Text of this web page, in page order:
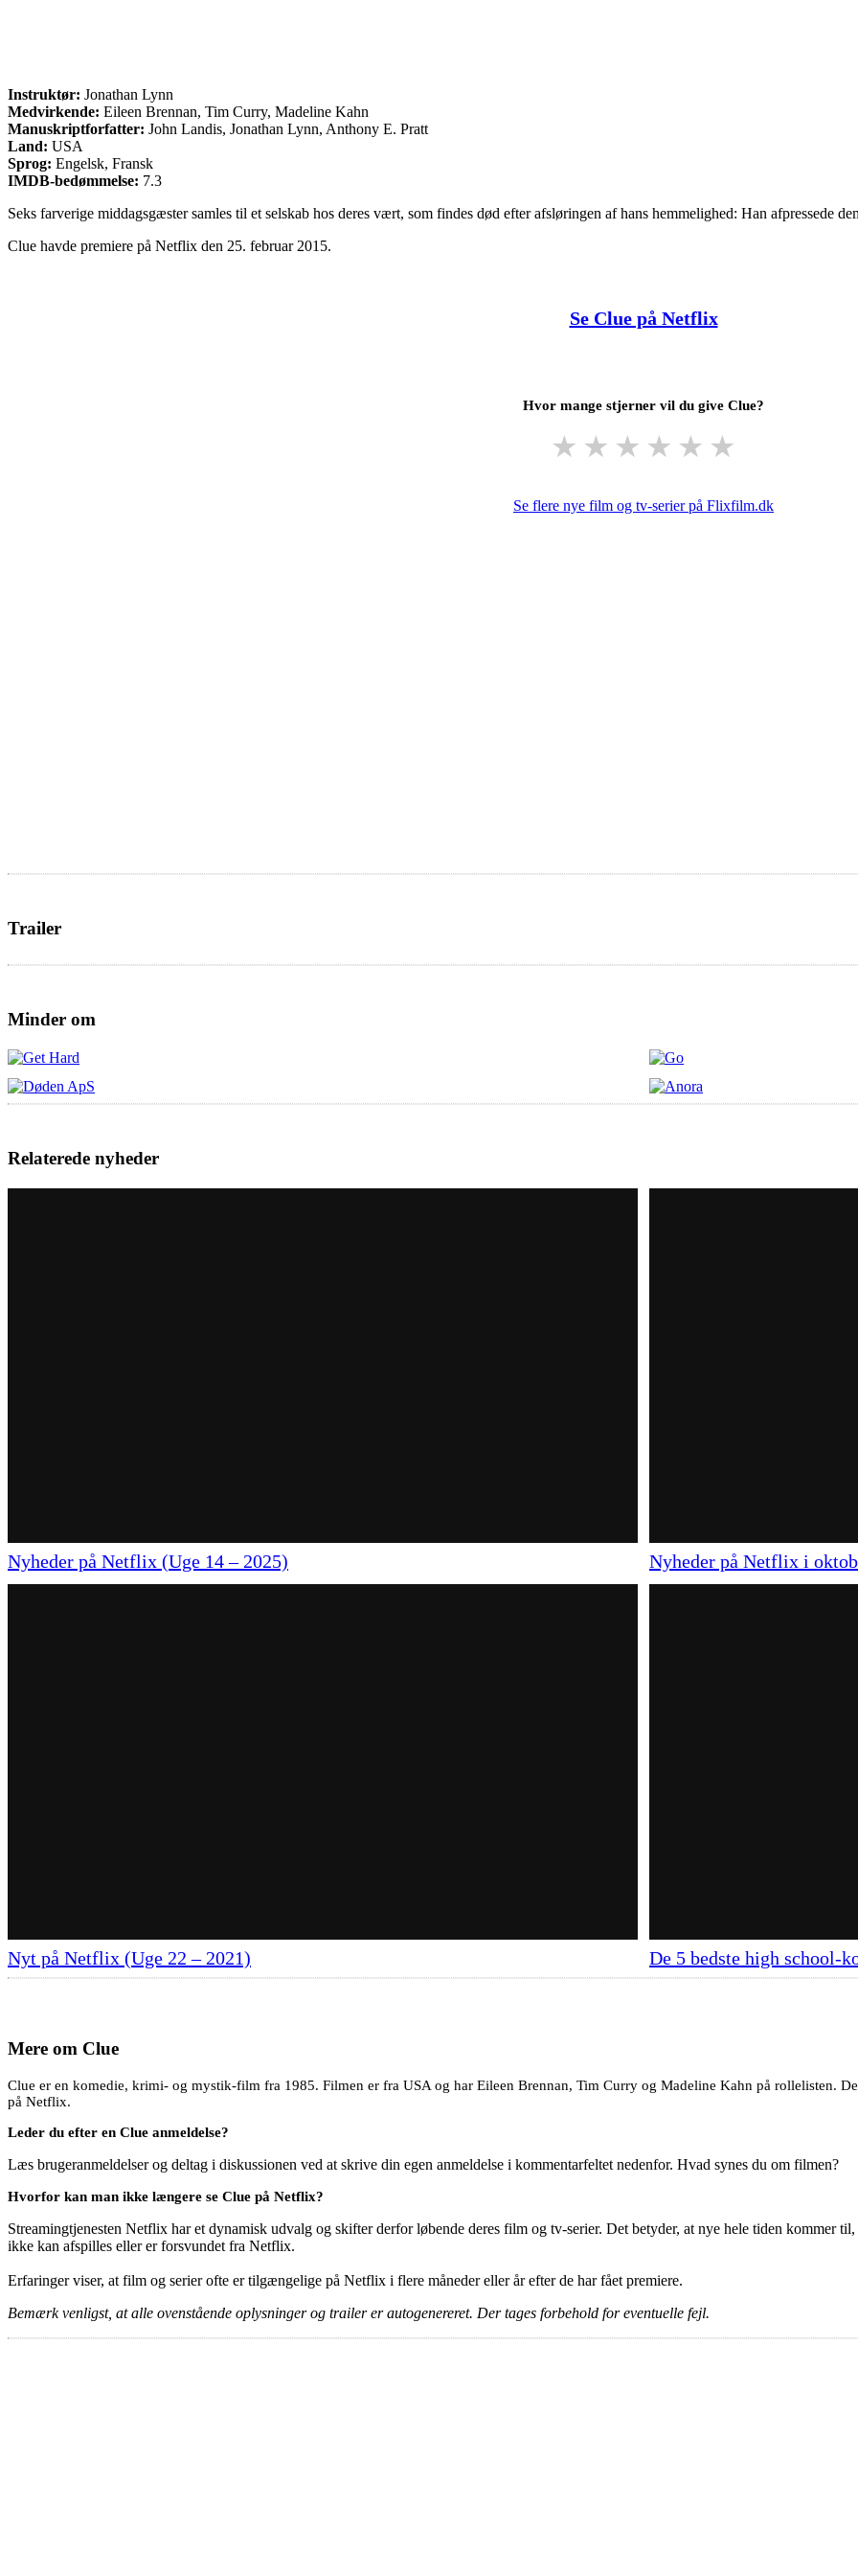
Instruktør: Jonathan Lynn
Medvirkende: Eileen Brennan, Tim Curry, Madeline Kahn
Manuskriptforfatter: John Landis, Jonathan Lynn, Anthony E. Pratt
Land: USA
Sprog: Engelsk, Fransk
IMDB-bedømmelse: 7.3
Seks farverige middagsgæster samles til et selskab hos deres vært, som findes død efter afsløringen af hans hemmelighed: Han afpressede
Clue havde premiere på Netflix den 25. februar 2015.
Se Clue på Netflix
Hvor mange stjerner vil du give Clue?
★ ★ ★ ★ ★ ★
Se flere nye film og tv-serier på Flixfilm.dk
Trailer
Minder om
Relaterede nyheder
Nyheder på Netflix (Uge 14 – 2025) Nyheder på Netflix i
Nyt på Netflix (Uge 22 – 2021) De 5 bedste high school-
Mere om Clue
Clue er en komedie, krimi- og mystik-film fra 1985. Filmen er fra USA og har Eileen Brennan, Tim Curry og Madeline Kahn på rollelisten.
på Netflix.
Leder du efter en Clue anmeldelse?
Læs brugeranmeldelser og deltag i diskussionen ved at skrive din egen anmeldelse i kommentarfeltet nedenfor. Hvad synes du om filmen?
Hvorfor kan man ikke længere se Clue på Netflix?
Streamingtjenesten Netflix har et dynamisk udvalg og skifter derfor løbende deres film og tv-serier. Det betyder, at nye hele tiden kommer
ikke kan afspilles eller er forsvundet fra Netflix.
Erfaringer viser, at film og serier ofte er tilgængelige på Netflix i flere måneder eller år efter de har fået premiere.
Bemærk venligst, at alle ovenstående oplysninger og trailer er autogenereret. Der tages forbehold for eventuelle fejl.